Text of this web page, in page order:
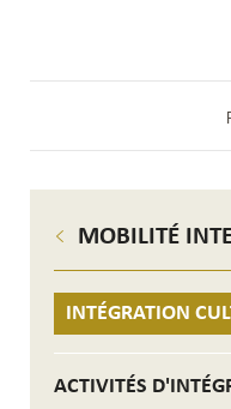
MOBILITÉ
INTÉGRATION
ACTIVITÉS